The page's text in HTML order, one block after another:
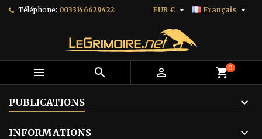
Téléphone: 0033146629422 Français 
EUR € 
   shopping_cart0
PUBLICATIONS
INFORMATIONS